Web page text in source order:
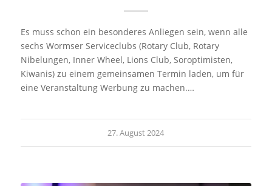
Es muss schon ein besonderes Anliegen sein, wenn alle
sechs Wormser Serviceclubs (Rotary Club, Rotary
Nibelungen, Inner Wheel, Lions Club, Soroptimisten,
Kiwanis) zu einem gemeinsamen Termin laden, um für
eine Veranstaltung Werbung zu machen.…
27. August 2024